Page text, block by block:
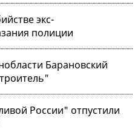
экс-
полиции
Барановский
России" отпустили